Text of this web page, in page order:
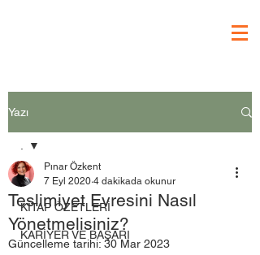
Yazı
.
KİTAP ÖZETLERİ
KARİYER VE BAŞARI
Teslimiyet Evresini Nasıl
Yönetmelisiniz?
Pınar Özkent
7 Eyl 2020 4 dakikada okunur
Güncelleme tarihi: 30 Mar 2023